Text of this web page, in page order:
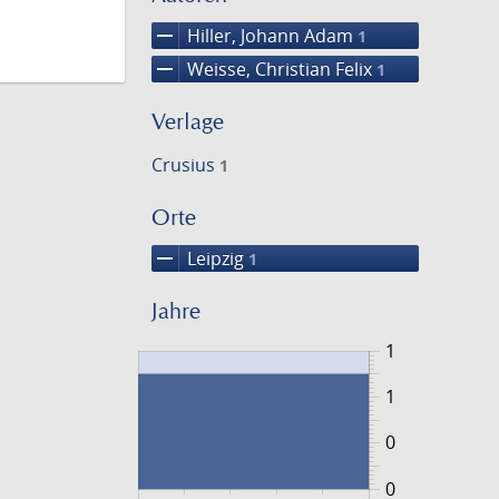
remove Hiller, Johann Adam 1
remove Weisse, Christian Felix 1
Verlage
Crusius 1
Orte
remove Leipzig 1
Jahre
0
1
0
1